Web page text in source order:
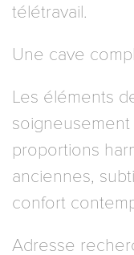
télétravail.
Une cave
Les éléments
proportions
anciennes,
confort
Adresse